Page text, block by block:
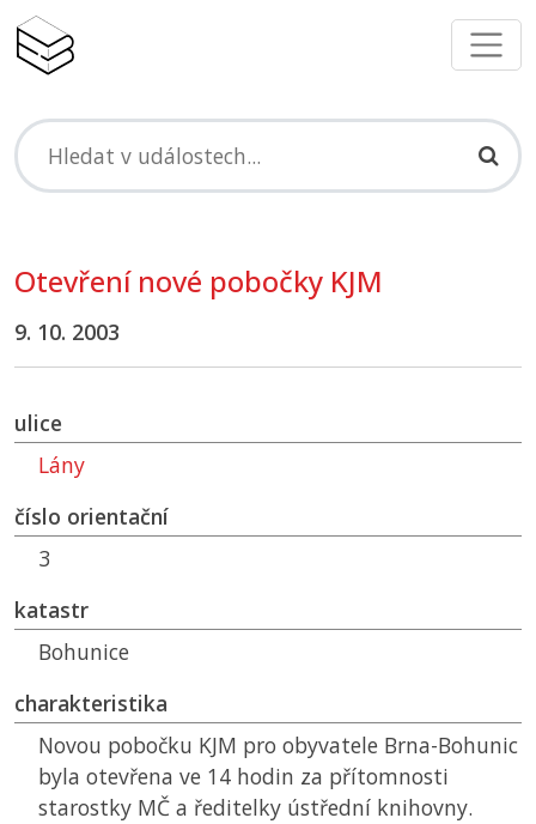
Otevření nové pobočky KJM
9. 10. 2003
ulice
Lány
číslo orientační
3
katastr
Bohunice
charakteristika
Novou pobočku KJM pro obyvatele Brna-Bohunic
byla otevřena ve 14 hodin za přítomnosti
starostky MČ a ředitelky ústřední knihovny.